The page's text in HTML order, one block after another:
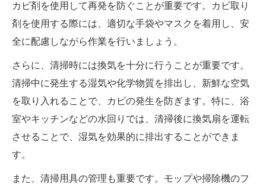
カビ剤を使用して再発を防ぐことが重要です。カビ取り
剤を使用する際には、適切な手袋やマスクを着用し、安
全に配慮しながら作業を行いましょう。
さらに、清掃時には換気を十分に行うことが重要です。
清掃中に発生する湿気や化学物質を排出し、新鮮な空気
を取り入れることで、カビの発生を防ぎます。特に、浴
室やキッチンなどの水回りでは、清掃後に換気扇を運転
させることで、湿気を効果的に排出することができま
す。
また、清掃用具の管理も重要です。モップや掃除機のフ